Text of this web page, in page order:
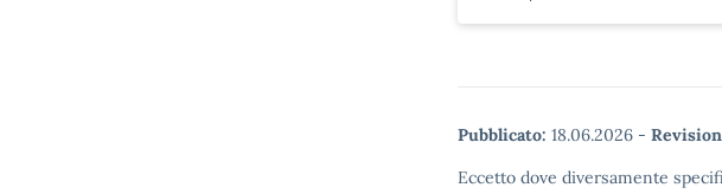
Pubblicato: 18.06.2026 -
Eccetto dove diversamente